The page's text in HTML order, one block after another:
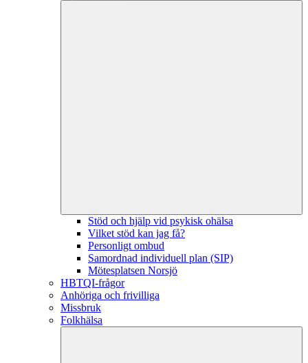
Stöd och hjälp vid psykisk ohälsa
Vilket stöd kan jag få?
Personligt ombud
Samordnad individuell plan (SIP)
Mötesplatsen Norsjö
HBTQI-frågor
Anhöriga och frivilliga
Missbruk
Folkhälsa